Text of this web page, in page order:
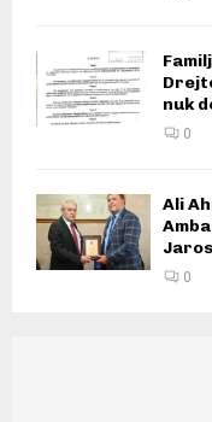
nuk
0
Ali
0